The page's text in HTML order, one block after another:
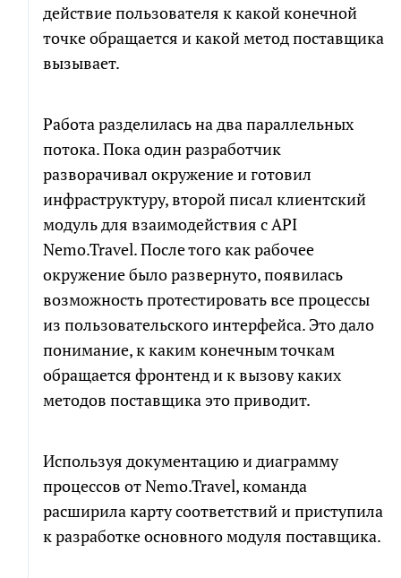
действие пользователя к какой конечной
точке обращается и какой метод поставщика
вызывает.
Работа разделилась на два параллельных
потока. Пока один разработчик
разворачивал окружение и готовил
инфраструктуру, второй писал клиентский
модуль для взаимодействия с API
Nemo.Travel. После того как рабочее
окружение было развернуто, появилась
возможность протестировать все процессы
из пользовательского интерфейса. Это дало
понимание, к каким конечным точкам
обращается фронтенд и к вызову каких
методов поставщика это приводит.
Используя документацию и диаграмму
процессов от Nemo.Travel, команда
расширила карту соответствий и приступила
к разработке основного модуля поставщика.